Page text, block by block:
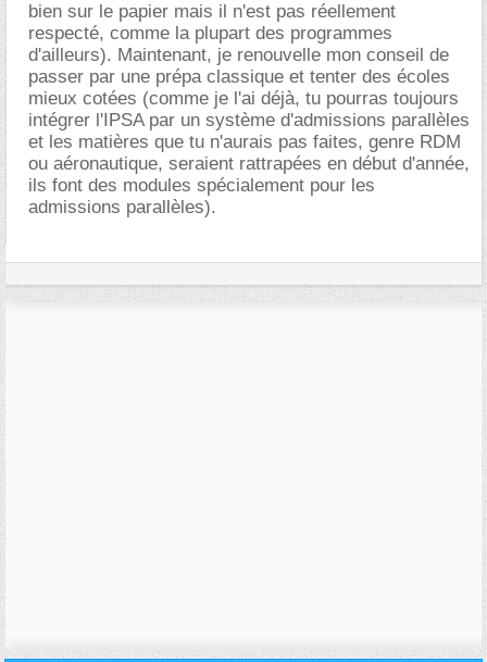
bien sur le papier mais il n'est pas réellement
respecté, comme la plupart des programmes
d'ailleurs). Maintenant, je renouvelle mon conseil de
passer par une prépa classique et tenter des écoles
mieux cotées (comme je l'ai déjà, tu pourras toujours
intégrer l'IPSA par un système d'admissions parallèles
et les matières que tu n'aurais pas faites, genre RDM
ou aéronautique, seraient rattrapées en début d'année,
ils font des modules spécialement pour les
admissions parallèles).